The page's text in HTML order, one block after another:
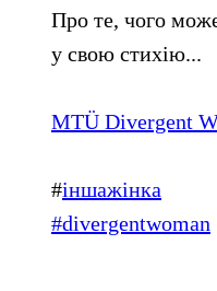
Про те, чого
у свою стихію...
MTÜ Divergent
#іншажінка
#divergentwoman